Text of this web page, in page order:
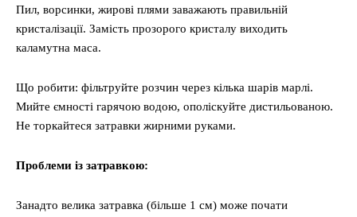
Пил, ворсинки, жирові плями заважають правильній
кристалізації. Замість прозорого кристалу виходить
каламутна маса.
Що робити: фільтруйте розчин через кілька шарів марлі.
Мийте ємності гарячою водою, ополіскуйте дистильованою.
Не торкайтеся затравки жирними руками.
Проблеми із затравкою:
Занадто велика затравка (більше 1 см) може почати